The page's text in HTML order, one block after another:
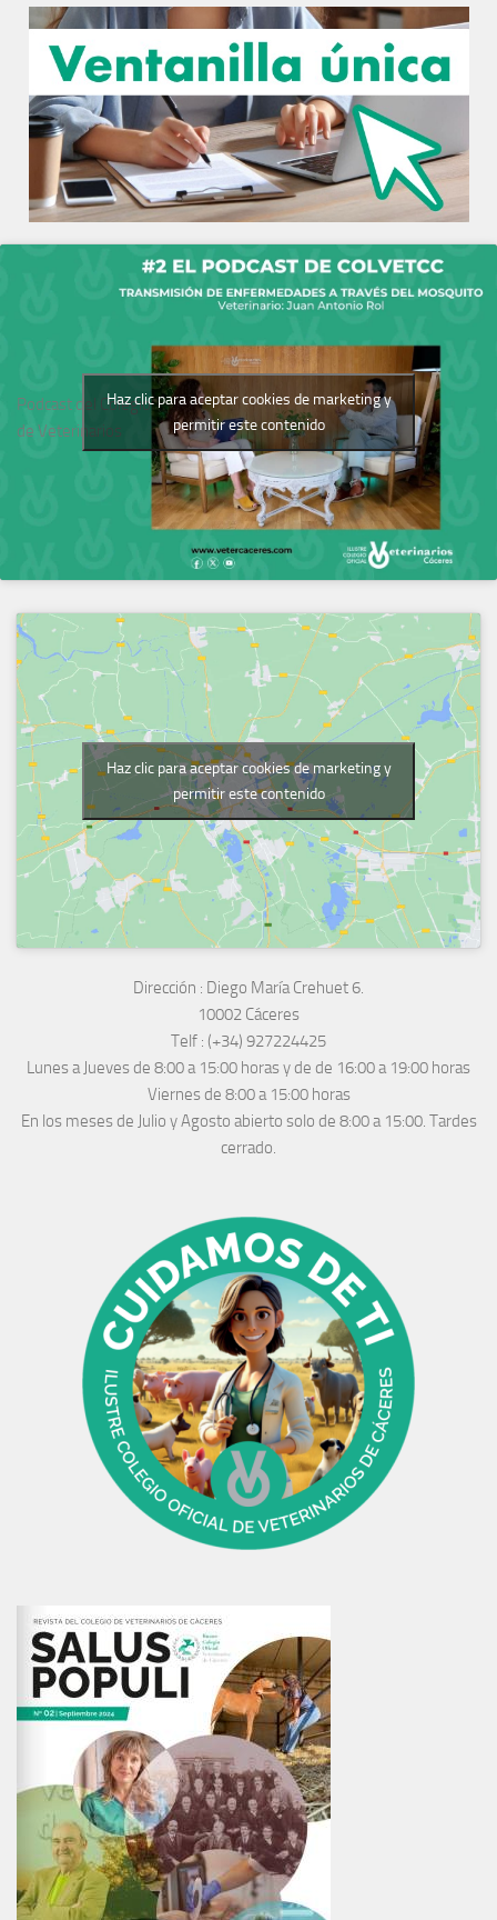
Podcast del Colegio
de Veterinarios
Haz clic para aceptar cookies de marketing y
permitir este contenido
Haz clic para aceptar cookies de marketing y
permitir este contenido
Dirección : Diego María Crehuet 6.
10002 Cáceres
Telf : (+34) 927224425
Lunes a Jueves de 8:00 a 15:00 horas y de de 16:00 a 19:00 horas
Viernes de 8:00 a 15:00 horas
En los meses de Julio y Agosto abierto solo de 8:00 a 15:00. Tardes
cerrado.